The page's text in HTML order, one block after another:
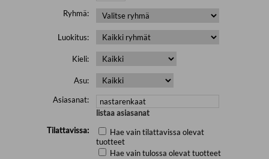
Ryhmä:
Luokitus:
Kieli:
Asu:
Asiasanat:
listaa asiasanat
Tilattavissa:
Hae vain tilattavissa olevat
tuotteet
Hae vain tulossa olevat tuotteet